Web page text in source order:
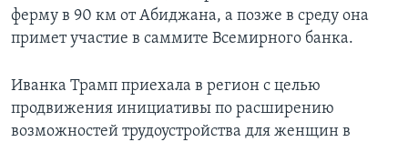
ферму в 90 км от Абиджана, а позже в среду она
примет участие в саммите Всемирного банка.
Иванка Трамп приехала в регион с целью
продвижения инициативы по расширению
возможностей трудоустройства для женщин в